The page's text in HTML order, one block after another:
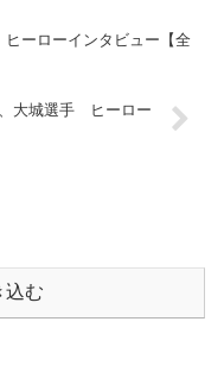
ーローインタビュー【全
大城選手 ヒーロー
込む